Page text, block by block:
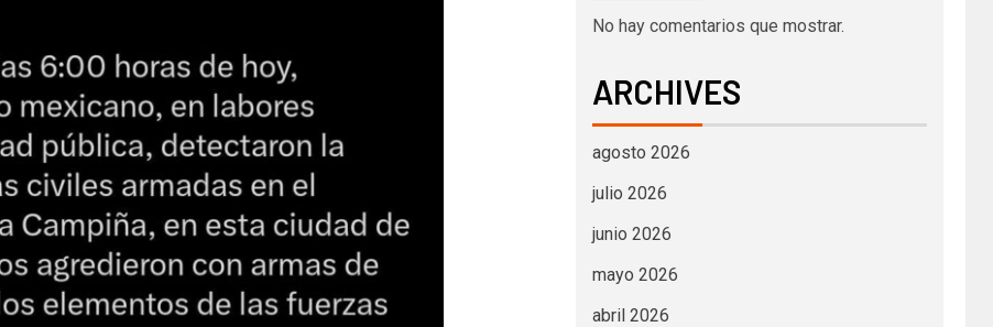
No hay comentarios que mostrar.
ARCHIVES
agosto 2026
julio 2026
junio 2026
mayo 2026
abril 2026